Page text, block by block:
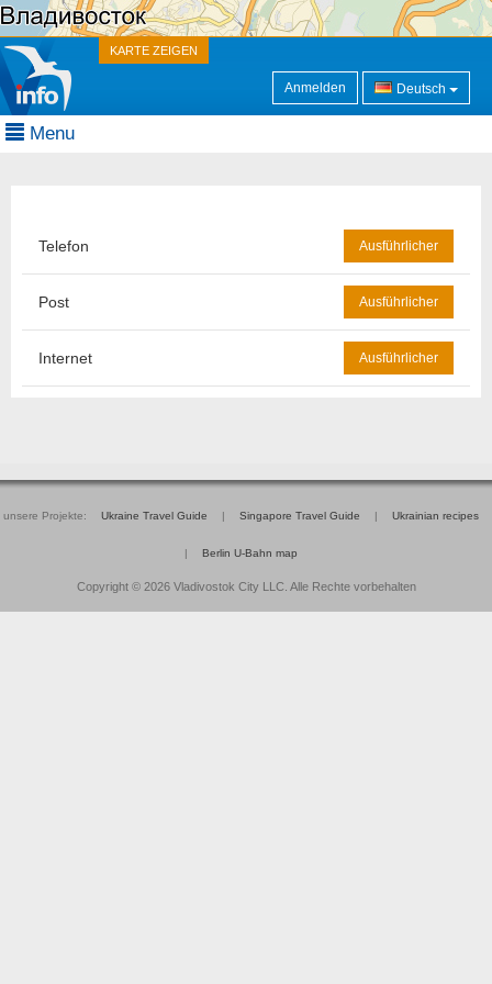
KARTE ZEIGEN
Anmelden Deutsch
Menu
Ausführlicher
Telefon
Ausführlicher
Post
Ausführlicher
Internet
unsere Projekte: Ukraine Travel Guide | Singapore Travel Guide | Ukrainian recipes
| Berlin U-Bahn map
Copyright © 2026 Vladivostok City LLC. Alle Rechte vorbehalten